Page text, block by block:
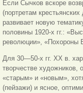
Если Сычков вскоре
(портретам
развивает новую
половины 1920-х гг.:
революции», «Похороны
Для 30—50-х гг. ХХ в.
творчестве
«старым» и «новым»,
(пейзажи) и ясное,